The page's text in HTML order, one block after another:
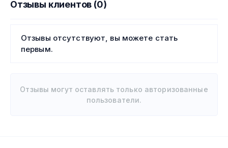
Отзывы клиентов (0)
Отзывы отсутствуют, вы можете стать
первым.
Отзывы могут оставлять только авторизованные
пользователи.